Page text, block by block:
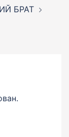
БРАТ